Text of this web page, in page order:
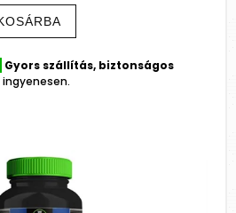
Gyors szállítás, biztonságos